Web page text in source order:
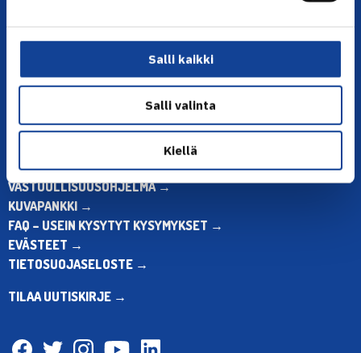
Salli kaikki
Salli valinta
Kiellä
ma-pe klo 10.00-12.00
Muina aikoina olkaa yhteydessä
sähköpostitse: toimisto@tennis.fi
ALOITA HARRASTUS →
TENNIKSEN STRATEGIA 2024 →
VASTUULLISUUSOHJELMA →
KUVAPANKKI →
FAQ – USEIN KYSYTYT KYSYMYKSET →
EVÄSTEET →
TIETOSUOJASELOSTE →
TILAA UUTISKIRJE →